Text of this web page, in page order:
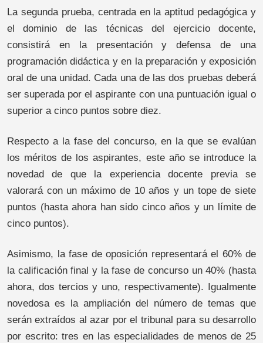
La segunda prueba, centrada en la aptitud pedagógica y
el dominio de las técnicas del ejercicio docente,
consistirá en la presentación y defensa de una
programación didáctica y en la preparación y exposición
oral de una unidad. Cada una de las dos pruebas deberá
ser superada por el aspirante con una puntuación igual o
superior a cinco puntos sobre diez.
Respecto a la fase del concurso, en la que se evalúan
los méritos de los aspirantes, este año se introduce la
novedad de que la experiencia docente previa se
valorará con un máximo de 10 años y un tope de siete
puntos (hasta ahora han sido cinco años y un límite de
cinco puntos).
Asimismo, la fase de oposición representará el 60% de
la calificación final y la fase de concurso un 40% (hasta
ahora, dos tercios y uno, respectivamente). Igualmente
novedosa es la ampliación del número de temas que
serán extraídos al azar por el tribunal para su desarrollo
por escrito: tres en las especialidades de menos de 25